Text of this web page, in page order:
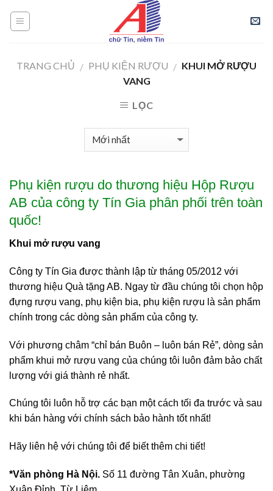
TRANG CHỦ / PHỤ KIỆN RƯỢU / KHUI MỞ RƯỢU
VANG
LỌC
Phụ kiện rượu do thương hiệu Hộp Rượu
AB của công ty Tín Gia phân phối trên toàn
quốc!
Khui mở rượu vang
Công ty Tín Gia được thành lập từ tháng 05/2012 với
thương hiệu Quà tặng AB. Ngay từ đầu chúng tôi chọn hộp
đựng rượu vang, phụ kiện bia, phụ kiện rượu là sản phẩm
chính trong các dòng sản phẩm của công ty.
Với phương châm “chỉ bán Buôn – luôn bán Rẻ”, dòng sản
phẩm khui mở rượu vang của chúng tôi luôn đảm bảo chất
lượng với giá thành rẻ nhất.
Chúng tôi luôn hỗ trợ các bạn một cách tối đa trước và sau
khi bán hàng với chính sách bảo hành tốt nhất!
Hãy liên hệ với chúng tôi để biết thêm chi tiết!
*Văn phòng Hà Nội. Số 11 đường Tân Xuân, phường